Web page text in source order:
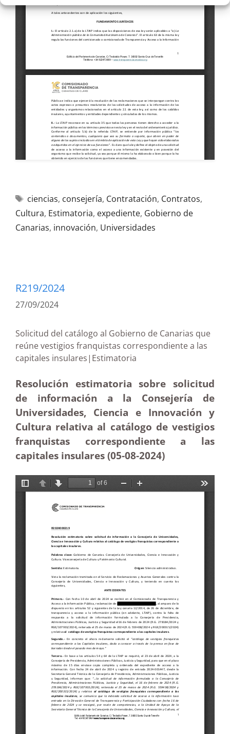
ciencias, consejería, Contratación, Contratos,
Cultura, Estimatoria, expediente, Gobierno de
Canarias, innovación, Universidades
R219/2024
27/09/2024
Solicitud del catálogo al Gobierno de Canarias que
reúne vestigios franquistas correspondiente a las
capitales insulares|Estimatoria
Resolución estimatoria sobre solicitud
de información a la Consejería de
Universidades, Ciencia e Innovación y
Cultura relativa al catálogo de vestigios
franquistas correspondiente a las
capitales insulares (05-08-2024)